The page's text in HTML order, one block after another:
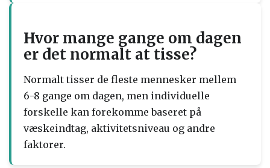
Hvor mange gange om dagen
er det normalt at tisse?
Normalt tisser de fleste mennesker mellem
6-8 gange om dagen, men individuelle
forskelle kan forekomme baseret på
væskeindtag, aktivitetsniveau og andre
faktorer.